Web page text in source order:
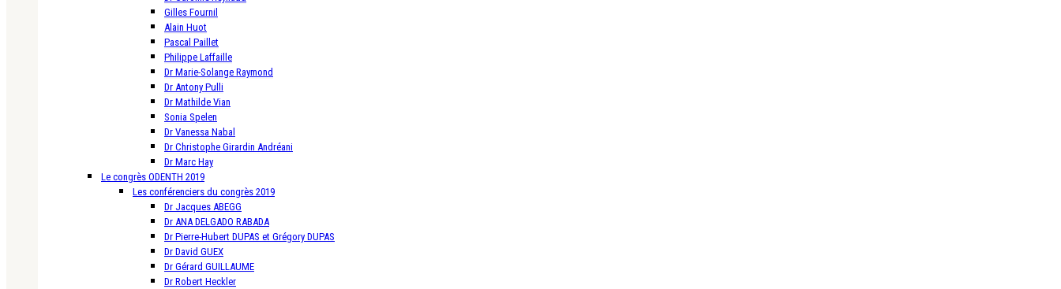
Gilles Fournil
Alain Huot
Pascal Paillet
Philippe Laffaille
Dr Marie-Solange Raymond
Dr Antony Pulli
Dr Mathilde Vian
Sonia Spelen
Dr Vanessa Nabal
Dr Christophe Girardin Andréani
Dr Marc Hay
Le congrès ODENTH 2019
Les conférenciers du congrès 2019
Dr Jacques ABEGG
Dr ANA DELGADO RABADA
Dr Pierre-Hubert DUPAS et Grégory DUPAS
Dr David GUEX
Dr Gérard GUILLAUME
Dr Robert Heckler